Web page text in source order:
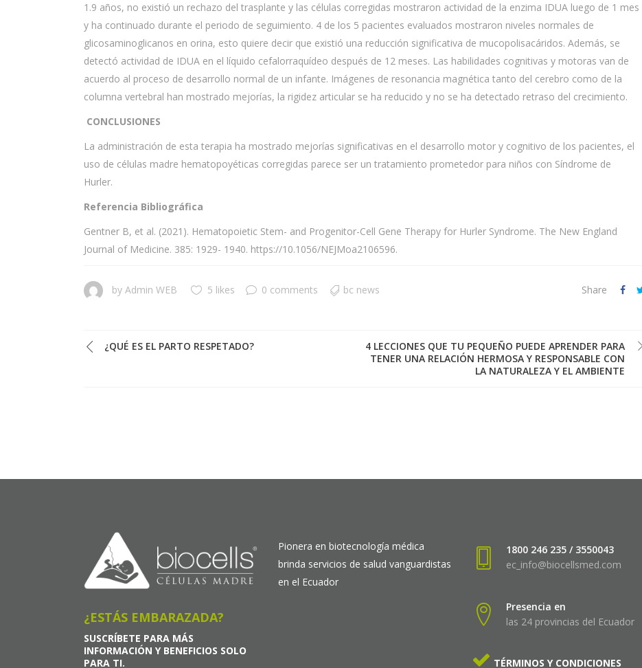
1.9 años, no existió un rechazo del trasplante y las células corregidas mostraron actividad de la enzima IDUA luego de 1 mes
y ha continuado durante el periodo de seguimiento. 4 de los 5 pacientes evaluados mostraron niveles normales de
glicosaminoglicanos en orina, esto quiere decir que existió una reducción significativa de mucopolisacáridos. Además, se
detectó actividad de IDUA en el líquido cefalorraquídeo después de 12 meses. Las habilidades cognitivas y motoras van de
acuerdo al proceso de desarrollo normal de un infante. Imágenes de resonancia magnética tanto del cerebro como de la
columna vertebral han mostrado mejorías, la rigidez articular se ha reducido y no se ha detectado retraso del crecimiento.
CONCLUSIONES
La administración de esta terapia ha mostrado mejorías significativas en el desarrollo motor y cognitivo de los pacientes, el
uso de células madre hematopoyéticas corregidas parece ser un tratamiento prometedor para niños con Síndrome de
Hurler.
Referencia Bibliográfica
Gentner B, et al. (2021). Hematopoietic Stem- and Progenitor-Cell Gene Therapy for Hurler Syndrome. The New England
Journal of Medicine. 385: 1929- 1940. https://10.1056/NEJMoa2106596.
by Admin WEB 5 likes 0 comments bc news Share
¿QUÉ ES EL PARTO RESPETADO?
4 LECCIONES QUE TU PEQUEÑO PUEDE APRENDER PARA
TENER UNA RELACIÓN HERMOSA Y RESPONSABLE CON
LA NATURALEZA Y EL AMBIENTE
¿ESTÁS EMBARAZADA?
SUSCRÍBETE PARA MÁS
INFORMACIÓN Y BENEFICIOS SOLO
PARA TI.
Pionera en biotecnología médica
brinda servicios de salud vanguardistas
en el Ecuador
1800 246 235 / 3550043
ec_info@biocellsmed.com
Presencia en
las 24 provincias del Ecuador
TÉRMINOS Y CONDICIONES